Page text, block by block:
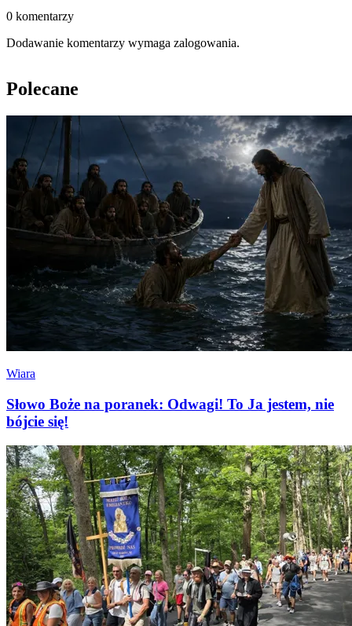
0 komentarzy
Dodawanie komentarzy wymaga zalogowania.
Polecane
Wiara
Słowo Boże na poranek: Odwagi! To Ja jestem, nie
bójcie się!